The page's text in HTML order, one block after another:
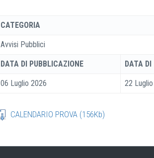
CATEGORIA
Avvisi Pubblici
DATA DI PUBBLICAZIONE DATA
06 Luglio 2026 22
CALENDARIO PROVA (156Kb)